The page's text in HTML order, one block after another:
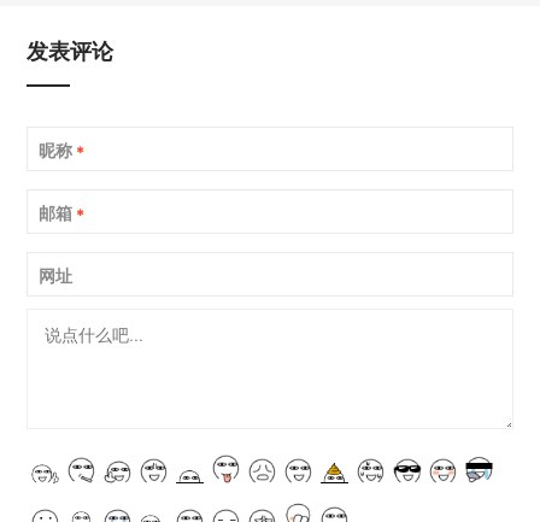
发表评论
昵称 *
邮箱 *
网址